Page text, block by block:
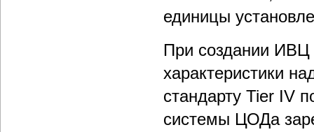
единицы
При создании ИВЦ
характеристики
стандарту Tier IV
системы ЦОДа